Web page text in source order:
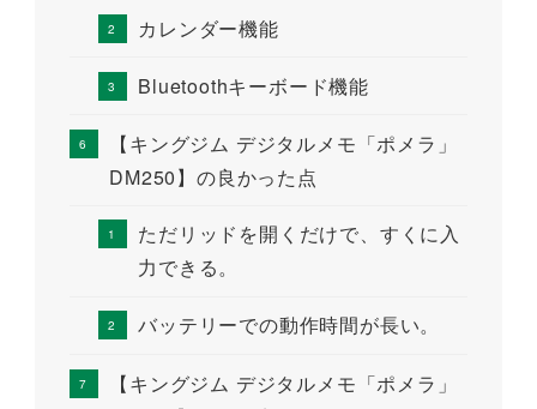
カレンダー機能
Bluetoothキーボード機能
【キングジム デジタルメモ「ポメラ」
DM250】の良かった点
ただリッドを開くだけで、すくに入
力できる。
バッテリーでの動作時間が長い。
【キングジム デジタルメモ「ポメラ」